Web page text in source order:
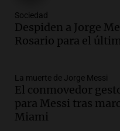
Audio.Messi
Rosario para
Episodios
Audio.Ley de
en el Congreso
comunicacional
Sociedad
Despiden a Jorge
Rosario para el
La muerte de Jorge Messi
El conmovedor
para Messi tras
Miami